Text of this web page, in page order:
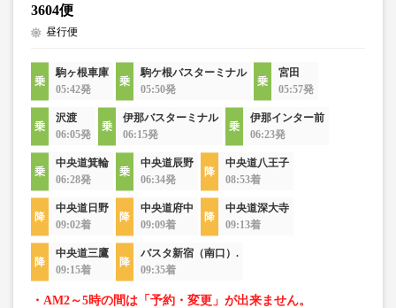
3604便
昼行便
駒ヶ根車庫
05:42発
駒ケ根バスターミナル
05:50発
宮田
05:57発
沢渡
06:05発
伊那バスターミナル
06:15発
伊那インター前
06:23発
中央道箕輪
06:28発
中央道辰野
06:34発
中央道八王子
08:53着
中央道日野
09:02着
中央道府中
09:09着
中央道深大寺
09:13着
中央道三鷹
09:15着
バスタ新宿（南口）.
09:35着
・AM2～5時の間は「予約・変更」が出来ません。